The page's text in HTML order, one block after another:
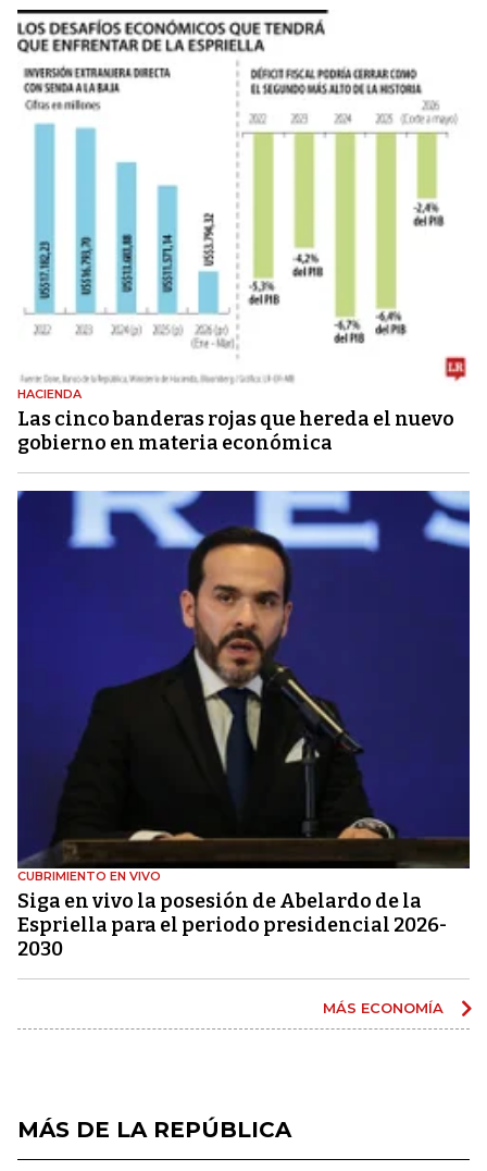
HACIENDA
Las cinco banderas rojas que hereda el nuevo
gobierno en materia económica
CUBRIMIENTO EN VIVO
Siga en vivo la posesión de Abelardo de la
Espriella para el periodo presidencial 2026-
2030
MÁS ECONOMÍA
MÁS DE LA REPÚBLICA